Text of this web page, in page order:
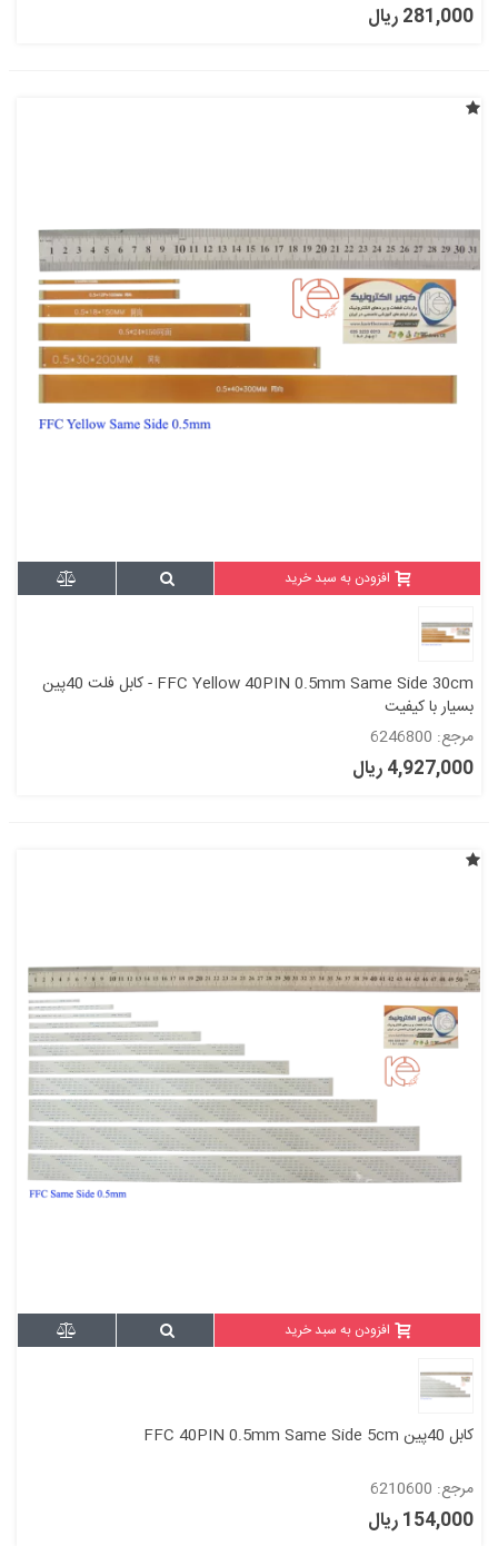
281,000 ریال
افزودن به سبد خرید
FFC Yellow 40PIN 0.5mm Same Side 30cm - کابل فلت 40پین
بسیار با کیفیت
مرجع: 6246800
4,927,000 ریال
افزودن به سبد خرید
کابل 40پین FFC 40PIN 0.5mm Same Side 5cm
مرجع: 6210600
154,000 ریال